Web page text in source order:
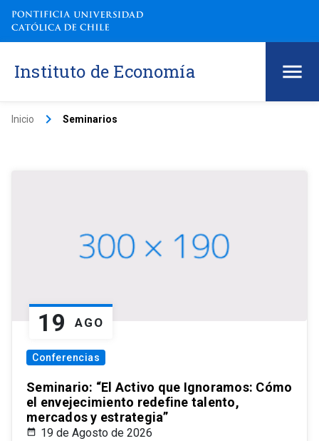
Instituto de Economía
Inicio keyboard_arrow_right Seminarios
19 AGO
Conferencias
Seminario: “El Activo que Ignoramos: Cómo
el envejecimiento redefine talento,
mercados y estrategia”
19 de Agosto de 2026